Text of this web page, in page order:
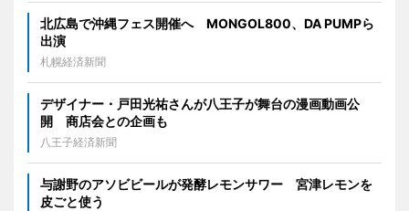
北広島で沖縄フェス開催へ MONGOL800、DA PUMPら
出演
札幌経済新聞
デザイナー・戸田光祐さんが八王子が舞台の漫画動画公
開 商店会との企画も
八王子経済新聞
与謝野のアソビビールが発酵レモンサワー 宮津レモンを
皮ごと使う